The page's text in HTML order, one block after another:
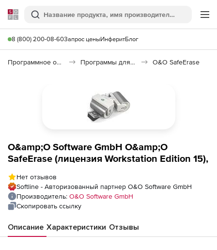
Softline
Поиск
8 (800) 200-08-60Запрос ценыИнферитБлог
Программное обеспечение для работы с файлами и дисками Программы для очистки диска O&O SafeErase
O&amp;O Software GmbH O&amp;O
SafeErase (лицензия Workstation Edition 15),
Нет отзывов
Softline - Авторизованный партнер O&O Software GmbH
Производитель: O&O Software GmbH
Скопировать ссылку
Описание Характеристики Отзывы